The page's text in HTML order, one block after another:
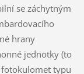
se záchytným
hrany
jednotky (to
typu